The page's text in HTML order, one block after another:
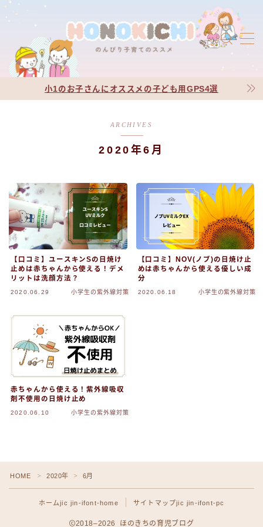
MENU
プロフィール
jic jin-ifont-pc
利用規約／特定商取引法に基づく表記
運営者情報
プライバシーポリシー
利用規約／特定商取引法に基づく表記
デモプリセット記事 #1
小1のお子さんにオススメの子ども用GPS4選
ARCHIVES
2020年6月
【口コミ】ユースキンSの日焼け
止めは赤ちゃんから使える！デメ
リットは洗顔方法？
2020.06.29 小学生の紫外線対策
【口コミ】NOV(ノブ)の日焼け止
めは赤ちゃんから使える優しい成
分
2020.06.18 小学生の紫外線対策
赤ちゃんから使える！紫外線吸収
剤不使用の日焼け止め
2020.06.10 小学生の紫外線対策
HOME ＞ 2020年 ＞ 6月
ホームjic jin-ifont-home サイトマップjic jin-ifont-pc
2018–2026 ほのきちの育児ブログ